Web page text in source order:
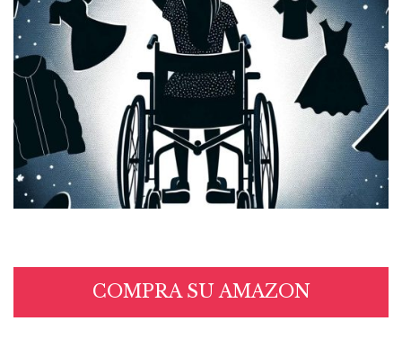
COMPRA SU AMAZON